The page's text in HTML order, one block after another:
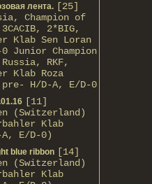
лента. [25]
Champion of
2*BIG,
Klab Sen Loran
Junior Champion
RKF,
Klab Roza
H/D-A, E/D-0
[11]
(Switzerland)
Klab
E/D-0)
blue ribbon [14]
(Switzerland)
Klab